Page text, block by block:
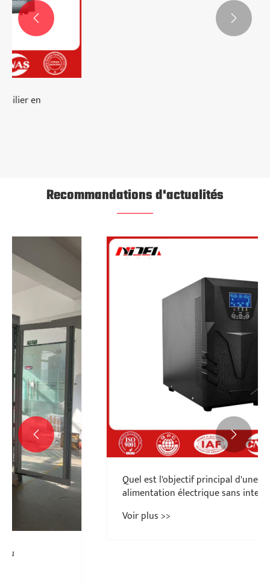
 
Recommandations d'actualités
Quel est l'objectif principal d'une
alimentation électrique sans interruption
 